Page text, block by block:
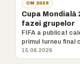
CM 2026
Cupa Mondială
fazei grupelor
FIFA a publicat
primul turneu final
15.06.2026